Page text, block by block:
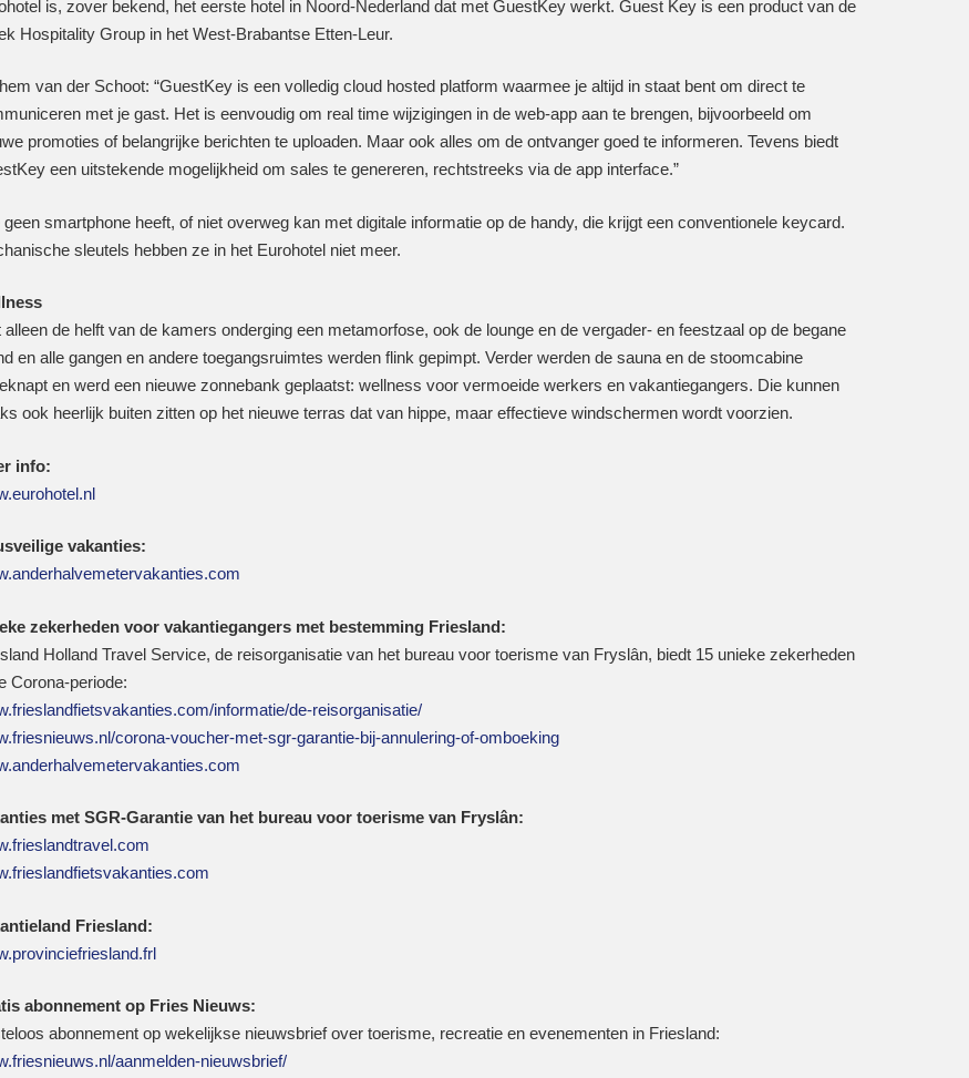
is, zover bekend, het eerste hotel in Noord-Nederland dat met GuestKey werkt. Guest Key is een product van de
Hospitality Group in het West-Brabantse Etten-Leur.
van der Schoot: “GuestKey is een volledig cloud hosted platform waarmee je altijd in staat bent om direct te
met je gast. Het is eenvoudig om real time wijzigingen in de web-app aan te brengen, bijvoorbeeld om
promoties of belangrijke berichten te uploaden. Maar ook alles om de ontvanger goed te informeren. Tevens biedt
een uitstekende mogelijkheid om sales te genereren, rechtstreeks via de app interface.”
geen smartphone heeft, of niet overweg kan met digitale informatie op de handy, die krijgt een conventionele keycard.
sleutels hebben ze in het Eurohotel niet meer.
alleen de helft van de kamers onderging een metamorfose, ook de lounge en de vergader- en feestzaal op de begane
en alle gangen en andere toegangsruimtes werden flink gepimpt. Verder werden de sauna en de stoomcabine
en werd een nieuwe zonnebank geplaatst: wellness voor vermoeide werkers en vakantiegangers. Die kunnen
ook heerlijk buiten zitten op het nieuwe terras dat van hippe, maar effectieve windschermen wordt voorzien.
info:
vakanties:
zekerheden voor vakantiegangers met bestemming Friesland:
Holland Travel Service, de reisorganisatie van het bureau voor toerisme van Fryslân, biedt 15 unieke zekerheden
Corona-periode:
informatie/de-reisorganisatie/
corona-voucher-met-sgr-garantie-bij-annulering-of-omboeking
met SGR-Garantie van het bureau voor toerisme van Fryslân:
Friesland:
abonnement op Fries Nieuws:
abonnement op wekelijkse nieuwsbrief over toerisme, recreatie en evenementen in Friesland:
aanmelden-nieuwsbrief/